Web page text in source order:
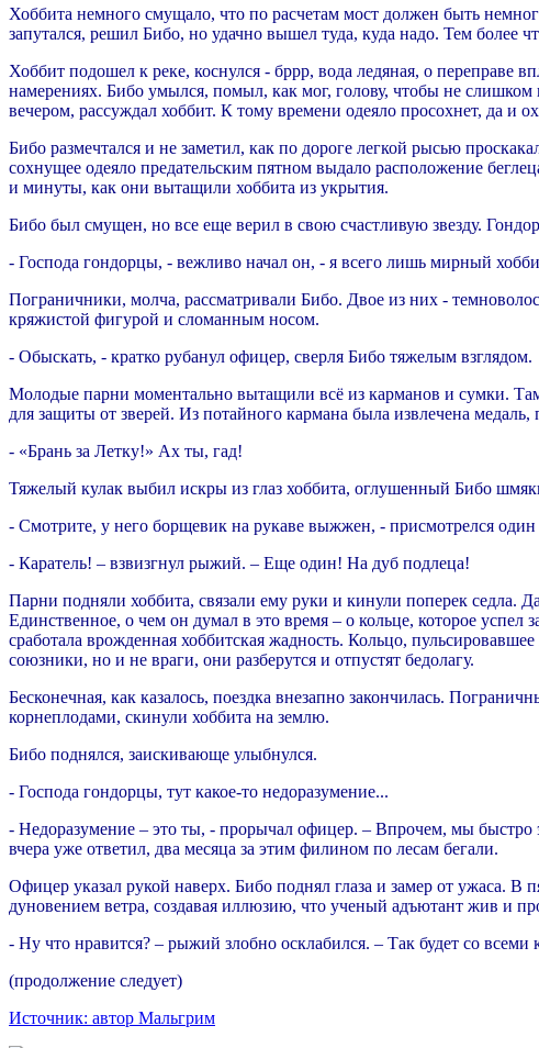
Хоббита немного смущало, что по расчетам мост должен быть
запутался, решил Бибо, но удачно вышел туда, куда надо. Тем более
Хоббит подошел к реке, коснулся - бррр, вода ледяная, о переправе
намерениях. Бибо умылся, помыл, как мог, голову, чтобы не слишком
вечером, рассуждал хоббит. К тому времени одеяло просохнет, да и
Бибо размечтался и не заметил, как по дороге легкой рысью
сохнущее одеяло предательским пятном выдало расположение
и минуты, как они вытащили хоббита из укрытия.
Бибо был смущен, но все еще верил в свою счастливую звезду.
- Господа гондорцы, - вежливо начал он, - я всего лишь мирный
Пограничники, молча, рассматривали Бибо. Двое из них -
кряжистой фигурой и сломанным носом.
- Обыскать, - кратко рубанул офицер, сверля Бибо тяжелым взглядом.
Молодые парни моментально вытащили всё из карманов и сумки.
для защиты от зверей. Из потайного кармана была извлечена
- «Брань за Летку!» Ах ты, гад!
Тяжелый кулак выбил искры из глаз хоббита, оглушенный Бибо
- Смотрите, у него борщевик на рукаве выжжен, - присмотрелся
- Каратель! – взвизгнул рыжий. – Еще один! На дуб подлеца!
Парни подняли хоббита, связали ему руки и кинули поперек седла.
Единственное, о чем он думал в это время – о кольце, которое
сработала врожденная хоббитская жадность. Кольцо,
союзники, но и не враги, они разберутся и отпустят бедолагу.
Бесконечная, как казалось, поездка внезапно закончилась.
корнеплодами, скинули хоббита на землю.
Бибо поднялся, заискивающе улыбнулся.
- Господа гондорцы, тут какое-то недоразумение...
- Недоразумение – это ты, - прорычал офицер. – Впрочем, мы
вчера уже ответил, два месяца за этим филином по лесам бегали.
Офицер указал рукой наверх. Бибо поднял глаза и замер от ужаса.
дуновением ветра, создавая иллюзию, что ученый адъютант жив и
- Ну что нравится? – рыжий злобно осклабился. – Так будет со
(продолжение следует)
Источник: автор Мальгрим